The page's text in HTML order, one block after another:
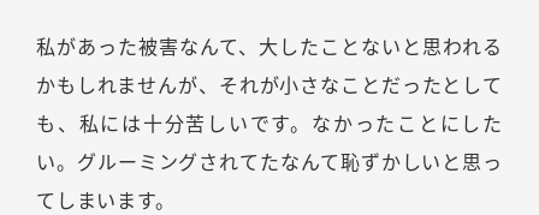
私があった被害なんて、大したことないと思われる
かもしれませんが、それが小さなことだったとして
も、私には十分苦しいです。なかったことにした
い。グルーミングされてたなんて恥ずかしいと思っ
てしまいます。